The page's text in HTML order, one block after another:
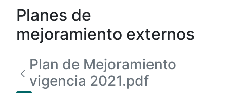
Planes de
mejoramiento externos
Plan de Mejoramiento
vigencia 2021.pdf